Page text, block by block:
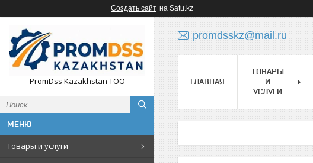
Создать сайт на Satu.kz
PromDss Kazakhstan TOO
Товары и услуги
promdsskz@mail.ru
ГЛАВНАЯ
ТОВАРЫ
И
УСЛУГИ